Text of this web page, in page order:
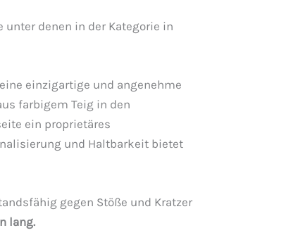
denen in der Kategorie in
einzigartige und angenehme
farbigem Teig in den
ein proprietäres
und Haltbarkeit bietet
gegen Stöße und Kratzer
lang.